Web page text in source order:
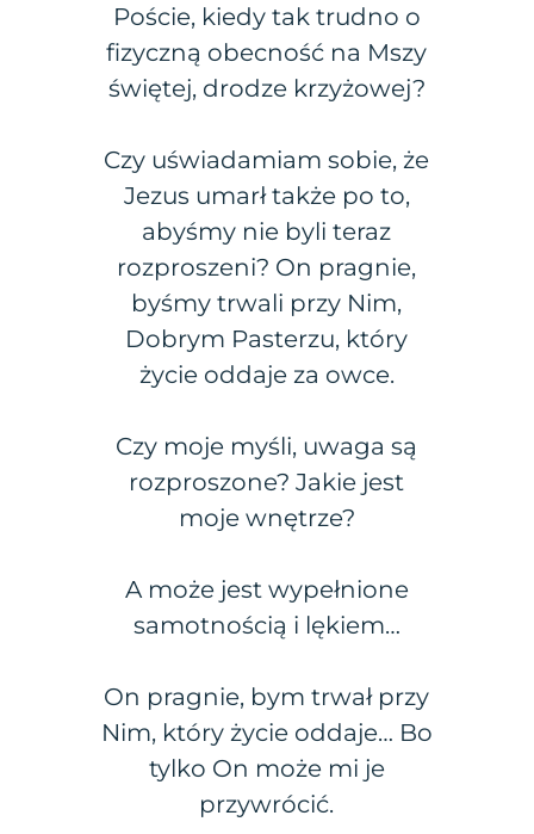
Poście, kiedy tak trudno o
fizyczną obecność na Mszy
świętej, drodze krzyżowej?
Czy uświadamiam sobie, że
Jezus umarł także po to,
abyśmy nie byli teraz
rozproszeni? On pragnie,
byśmy trwali przy Nim,
Dobrym Pasterzu, który
życie oddaje za owce.
Czy moje myśli, uwaga są
rozproszone? Jakie jest
moje wnętrze?
A może jest wypełnione
samotnością i lękiem…
On pragnie, bym trwał przy
Nim, który życie oddaje… Bo
tylko On może mi je
przywrócić.